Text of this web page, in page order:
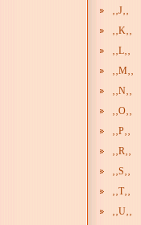
‚‚J‚‚
‚‚K‚‚
‚‚L‚‚
‚‚M‚‚
‚‚N‚‚
‚‚O‚‚
‚‚P‚‚
‚‚R‚‚
‚‚S‚‚
‚‚T‚‚
‚‚U‚‚